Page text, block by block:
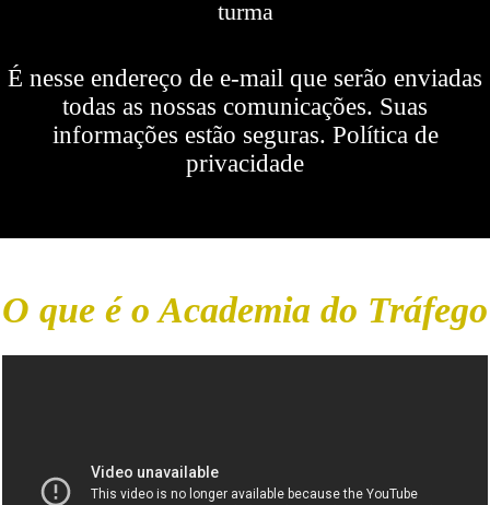
turma
É nesse endereço de e-mail que serão enviadas
todas as nossas comunicações. Suas
informações estão seguras. Política de
privacidade
O que é o Academia do Tráfego